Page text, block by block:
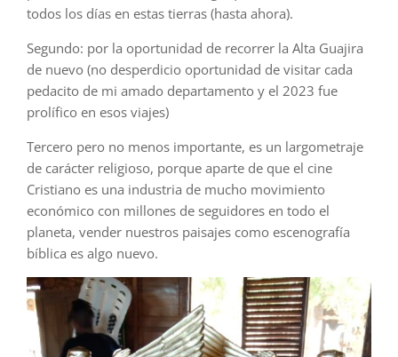
todos los días en estas tierras (hasta ahora).
Segundo: por la oportunidad de recorrer la Alta Guajira
de nuevo (no desperdicio oportunidad de visitar cada
pedacito de mi amado departamento y el 2023 fue
prolífico en esos viajes)
Tercero pero no menos importante, es un largometraje
de carácter religioso, porque aparte de que el cine
Cristiano es una industria de mucho movimiento
económico con millones de seguidores en todo el
planeta, vender nuestros paisajes como escenografía
bíblica es algo nuevo.